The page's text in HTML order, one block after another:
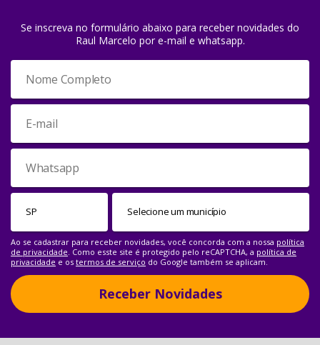
Se inscreva no formulário abaixo para receber novidades do
Raul Marcelo por e-mail e whatsapp.
Ao se cadastrar para receber novidades, você concorda com a nossa política
de privacidade. Como esste site é protegido pelo reCAPTCHA, a política de
privacidade e os termos de serviço do Google também se aplicam.
Receber Novidades